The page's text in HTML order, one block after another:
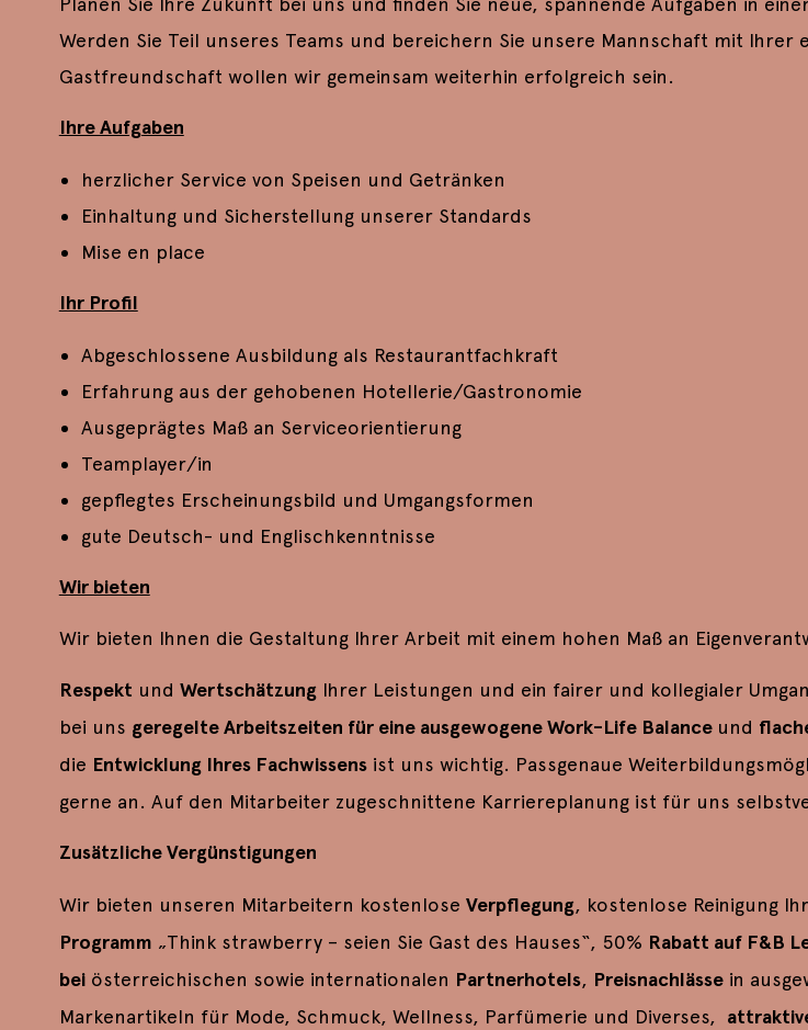
Werden Sie Teil unseres Teams und bereichern Sie unsere Mannschaft mit
Gastfreundschaft wollen wir gemeinsam weiterhin erfolgreich sein.
Ihre Aufgaben
herzlicher Service von Speisen und Getränken
Einhaltung und Sicherstellung unserer Standards
Mise en place
Ihr Profil
Abgeschlossene Ausbildung als Restaurantfachkraft
Erfahrung aus der gehobenen Hotellerie/Gastronomie
Ausgeprägtes Maß an Serviceorientierung
Teamplayer/in
gepflegtes Erscheinungsbild und Umgangsformen
gute Deutsch- und Englischkenntnisse
Wir bieten
Wir bieten Ihnen die Gestaltung Ihrer Arbeit mit einem hohen Maß an
Respekt und WertschätzungIhrer Leistungen und ein fairer und kollegialer
bei uns geregelte Arbeitszeiten für eine ausgewogene Work-Life Balance und
die Entwicklung Ihres Fachwissensist uns wichtig. Passgenaue
gerne an. Auf den Mitarbeiter zugeschnittene Karriereplanung ist für uns
Zusätzliche Vergünstigungen
Wir bieten unseren Mitarbeitern kostenlose Verpflegung, kostenlose Reinigung
Programm „Think strawberry – seien Sie Gast des Hauses“, 50% Rabatt auf F&B
beiösterreichischen sowie internationalen Partnerhotels, Preisnachlässein
Markenartikeln für Mode, Schmuck, Wellness, Parfümerie und Diverses,